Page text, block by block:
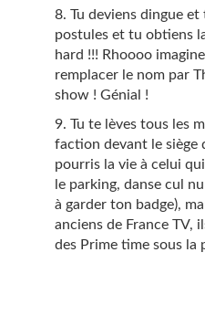
Tu deviens dingue
postules et tu obtiens
hard !!! Rhoooo
remplacer le nom par
show ! Génial !
Tu te lèves tous les
faction devant le siège
pourris la vie à celui
le parking, danse cul
à garder ton badge),
anciens de France TV,
des Prime time sous la